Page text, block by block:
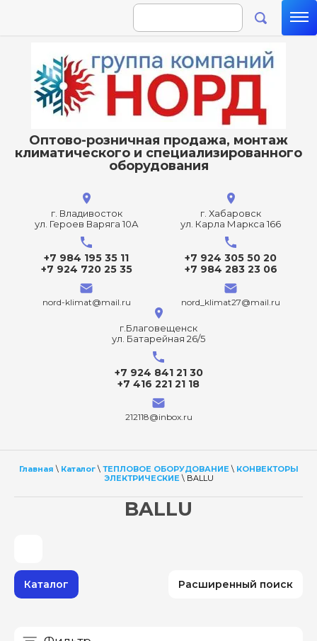
Оптово-розничная продажа, монтаж
климатического и специализированного
оборудования
г. Владивосток
ул. Героев Варяга 10А
+7 984 195 35 11
+7 924 720 25 35
nord-klimat@mail.ru
г. Хабаровск
ул. Карла Маркса 166
+7 924 305 50 20
+7 984 283 23 06
nord_klimat27@mail.ru
г.Благовещенск
ул. Батарейная 26/5
+7 924 841 21 30
+7 416 221 21 18
212118@inbox.ru
Главная \ Каталог\ ТЕПЛОВОЕ ОБОРУДОВАНИЕ\ КОНВЕКТОРЫ
ЭЛЕКТРИЧЕСКИЕ\ BALLU
BALLU
Каталог Расширенный поиск